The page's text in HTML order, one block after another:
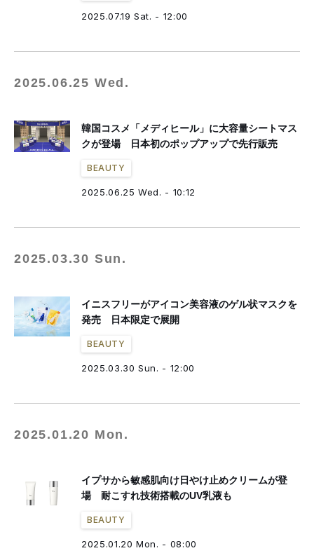
2025.07.19 Sat. - 12:00
2025.06.25 Wed.
韓国コスメ「メディヒール」に大容量シートマス
クが登場 日本初のポップアップで先行販売
BEAUTY
2025.06.25 Wed. - 10:12
2025.03.30 Sun.
イニスフリーがアイコン美容液のゲル状マスクを
発売 日本限定で展開
BEAUTY
2025.03.30 Sun. - 12:00
2025.01.20 Mon.
イプサから敏感肌向け日やけ止めクリームが登
場 耐こすれ技術搭載のUV乳液も
BEAUTY
2025.01.20 Mon. - 08:00